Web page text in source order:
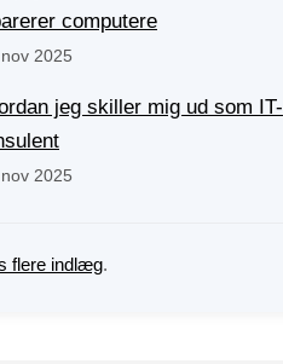
computere
2025
jeg skiller mig ud som IT-
2025
flere indlæg.